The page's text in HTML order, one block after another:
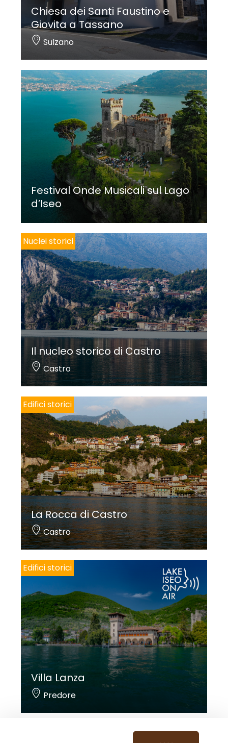
Chiesa dei Santi Faustino e
Giovita a Tassano
Sulzano
Festival Onde Musicali sul Lago
d’Iseo
Nuclei storici
Il nucleo storico di Castro
Castro
Edifici storici
La Rocca di Castro
Castro
Edifici storici
Villa Lanza
Predore